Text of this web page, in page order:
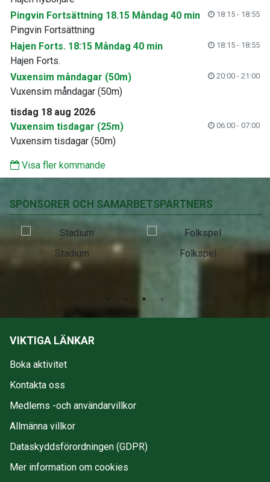
Pingvin Fortsättning 18.15 Måndag 40 min
18:15 - 18:55
Pingvin Fortsättning
Hajen Forts. 18:15 Måndag 40 min
18:15 - 18:55
Hajen Forts.
Vuxensim måndagar (50m)
20:00 - 21:00
Vuxensim måndagar (50m)
tisdag 18 aug 2026
Vuxensim tisdagar (25m)
06:00 - 07:00
Vuxensim tisdagar (50m)
Visa fler kommande
SPONSORER OCH SAMARBETSPARTNERS
Stadium Folkspel
VIKTIGA LÄNKAR
Boka aktivitet
Kontakta oss
Medlems -och användarvillkor
Allmänna villkor
Dataskyddsförordningen (GDPR)
Mer information om cookies